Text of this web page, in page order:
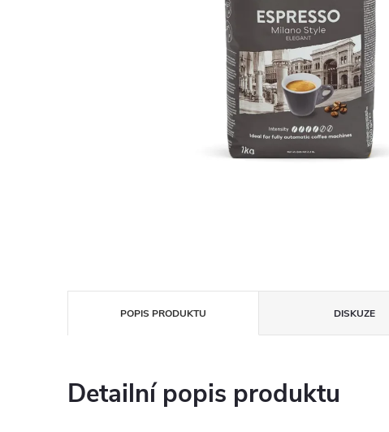
POPIS PRODUKTU DISKUZE
Detailní popis produktu